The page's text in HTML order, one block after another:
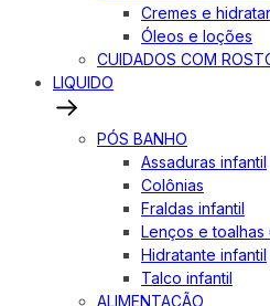
Cremes e
Óleos e loções
CUIDADOS COM
LIQUIDO
PÓS BANHO
Assaduras infantil
Colônias
Fraldas infantil
Lenços e toalhas
Hidratante infantil
Talco infantil
ALIMENTAÇÃO